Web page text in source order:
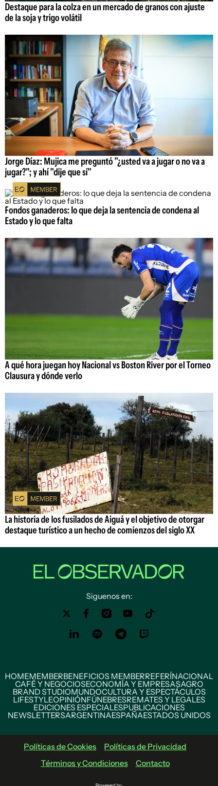
Destaque para la colza en un mercado de granos con ajuste
de la soja y trigo volátil
Jorge Díaz: Mujica me preguntó "¿usted va a jugar o no va a
jugar?"; y ahí "dije que sí"
Fondos ganaderos: lo que deja la sentencia de condena al
Estado y lo que falta
A qué hora juegan hoy Nacional vs Boston River por el Torneo
Clausura y dónde verlo
La historia de los fusilados de Aiguá y el objetivo de otorgar
destaque turístico a un hecho de comienzos del siglo XX
Siguenos en:
HOMEMEMBERBENEFICIOS MEMBERREFERÍNACIONAL
CAFÉ Y NEGOCIOSECONOMÍA Y EMPRESASAGRO
BRAND STUDIOMUNDOCULTURA Y ESPECTÁCULOS
LIFESTYLEOPINIÓNFÚNEBRESREMATES Y LEGALES
EDICIONES ESPECIALESPUBLICACIONES
NEWSLETTERSARGENTINAESPAÑAESTADOS UNIDOS
Políticas de Cookies
Políticas de Privacidad
Términos y Condiciones
Contacto